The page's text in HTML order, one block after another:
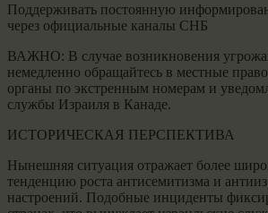
Поддерживать постоянную
через официальные каналы СНБ
ВАЖНО: В случае возникновения
немедленно обращайтесь в местные
органы по экстренным номерам и
службы Израиля в Канаде.
ИСТОРИЧЕСКАЯ ПЕРСПЕКТИВА
Нынешняя ситуация отражает более
тенденцию роста антисемитизма и
настроений. Подобные инциденты